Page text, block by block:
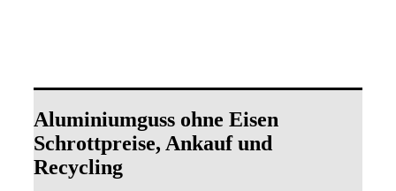
Aluminiumguss ohne Eisen
Schrottpreise, Ankauf und
Recycling